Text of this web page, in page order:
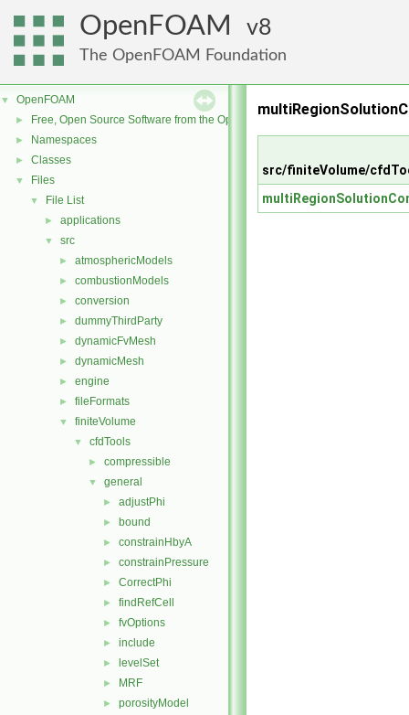
OpenFOAM 8
The OpenFOAM Foundation
▼ OpenFOAM
► Free, Open Source Software from the OpenFOAM Foundation
► Namespaces
► Classes
▼ Files
▼ File List
► applications
▼ src
► atmosphericModels
► combustionModels
► conversion
► dummyThirdParty
► dynamicFvMesh
► dynamicMesh
► engine
► fileFormats
▼ finiteVolume
▼ cfdTools
► compressible
▼ general
► adjustPhi
► bound
► constrainHbyA
► constrainPressure
► CorrectPhi
► findRefCell
► fvOptions
► include
► levelSet
► MRF
► porosityModel
src/finiteVolume/